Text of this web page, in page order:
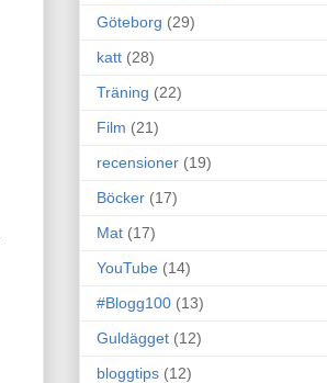
Göteborg (29)
katt (28)
Träning (22)
Film (21)
recensioner (19)
Böcker (17)
Mat (17)
YouTube (14)
#Blogg100 (13)
Guldägget (12)
bloggtips (12)